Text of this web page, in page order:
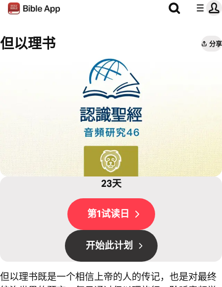
但以理书 分享
23天
第1试读日
开始此计划
但以理书既是一个相信上帝的人的传记，也是对最终